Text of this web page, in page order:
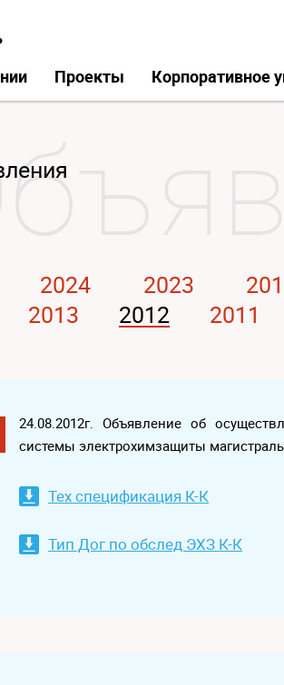
Проекты Корпоративное
2024 2023
2013 2012 2011
24.08.2012г. Объявление об
системы электрохимзащиты
Тех спецификация К-К
Тип Дог по обслед ЭХЗ К-К